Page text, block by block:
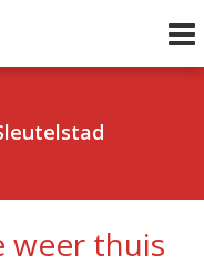
weer thuis